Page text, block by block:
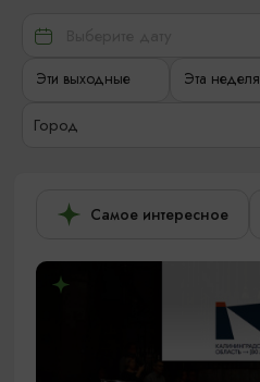
Эти выходные Эта неделя
Город
Самое интересное